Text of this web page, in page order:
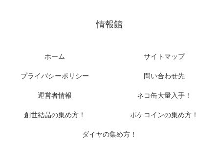
情報館
ホーム サイトマップ
プライバシーポリシー 問い合わせ先
運営者情報 ネコ缶大量入手！
創世結晶の集め方！ ポケコインの集め方！
ダイヤの集め方！